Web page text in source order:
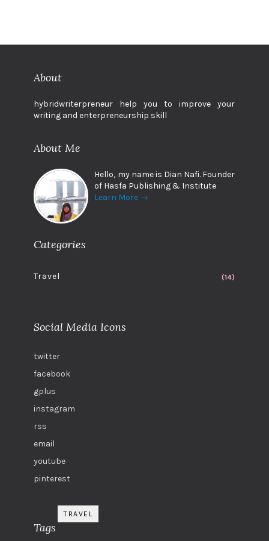
About
hybridwriterpreneur help you to improve your
writing and enterpreneurship skill
About Me
Hello, my name is Dian Nafi. Founder
of Hasfa Publishing & Institute
Learn More →
Categories
Travel (14)
Social Media Icons
twitter
facebook
gplus
instagram
rss
email
youtube
pinterest
Tags
TRAVEL